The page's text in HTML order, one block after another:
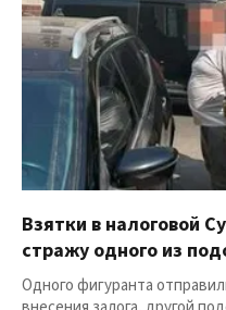
Взятки в налоговой
стражу одного из
Одного фигуранта